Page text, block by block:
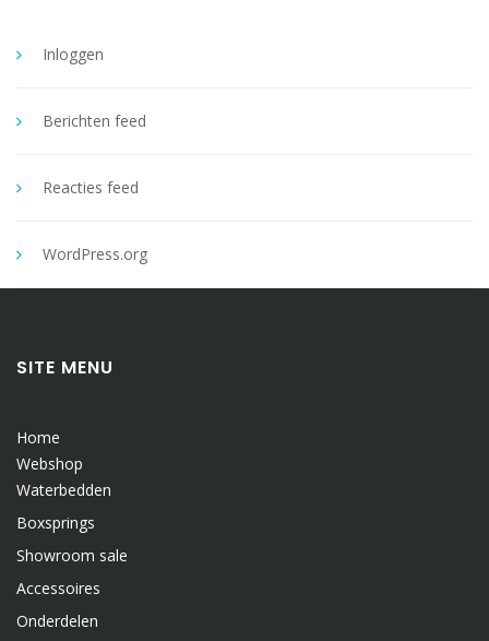
Inloggen
Berichten feed
Reacties feed
WordPress.org
SITE MENU
Home
Webshop
Waterbedden
Boxsprings
Showroom sale
Accessoires
Onderdelen